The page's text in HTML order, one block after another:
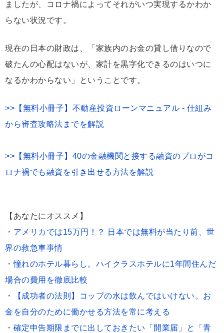
ましたが、コロナ禍によってそれがいつ実現するかわか
らない状況です。
現在の日本の財政は、「家族内のお金の貸し借りなので
破たんの心配はないが、家計を黒字化できるのはいつに
なるかわからない」ということです。
>>【無料小冊子】不動産投資ローンマニュアル - 仕組み
から審査攻略法までを解説
>>【無料小冊子】40の金融機関と接する融資のプロがコ
ロナ禍でも融資を引き出せる方法を解説
【あなたにオススメ】
・ アメリカでは15万円！？ 日本では無料が当たり前、世
界の救急車事情
・憧れのホテル暮らし。ハイクラスホテルに1年間住んだ
場合の費用を徹底比較
・
【成功者の法則】コップの水は飲んではいけない。お
金を自分のために働かせる方法を常に考える
・ 確定申告期限までに出しておきたい「開業届」と「青